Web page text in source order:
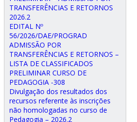
TRANSFERÊNCIAS E RETORNOS
2026.2
EDITAL Nº
56/2026/DAE/PROGRAD
ADMISSÃO POR
TRANSFERÊNCIAS E RETORNOS –
LISTA DE CLASSIFICADOS
PRELIMINAR CURSO DE
PEDAGOGIA -308
Divulgação dos resultados dos
recursos referente às inscrições
não homologadas no curso de
Pedagogia – 2026.2